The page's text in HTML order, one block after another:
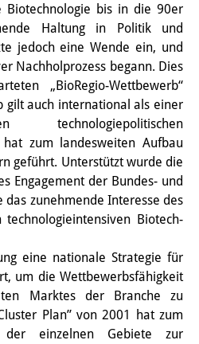
in Japan
and
Foci
Biotechnologie bis in die 90er
Haltung in Politik und
jedoch eine Wende ein, und
Nachholprozess begann. Dies
„BioRegio-Wettbewerb“
gilt auch international als einer
technologiepolitischen
zum landesweiten Aufbau
geführt. Unterstützt wurde die
Engagement der Bundes- und
das zunehmende Interesse des
Biotech-
eine nationale Strategie für
um die Wettbewerbsfähigkeit
Marktes der Branche zu
Plan” von 2001 hat zum
einzelnen Gebiete zur